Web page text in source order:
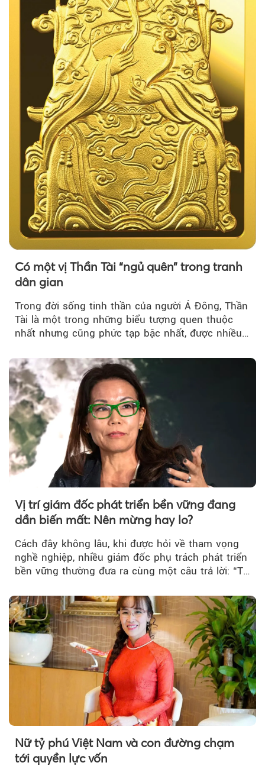
Có một vị Thần Tài “ngủ quên” trong tranh
dân gian
Trong đời sống tinh thần của người Á Đông, Thần
Tài là một trong những biểu tượng quen thuộc
nhất nhưng cũng phức tạp bậc nhất, được nhiều
Vị trí giám đốc phát triển bền vững đang
dần biến mất: Nên mừng hay lo?
Cách đây không lâu, khi được hỏi về tham vọng
nghề nghiệp, nhiều giám đốc phụ trách phát triển
bền vững thường đưa ra cùng một câu trả lời: “Tự
triển bền vững cần trở thành mối quan tâm
chung của toàn bộ doanh nghiệp, thay vì chỉ gói
gọn trong một bộ phận chuyên trách.
Nữ tỷ phú Việt Nam và con đường chạm
tới quyền lực vốn